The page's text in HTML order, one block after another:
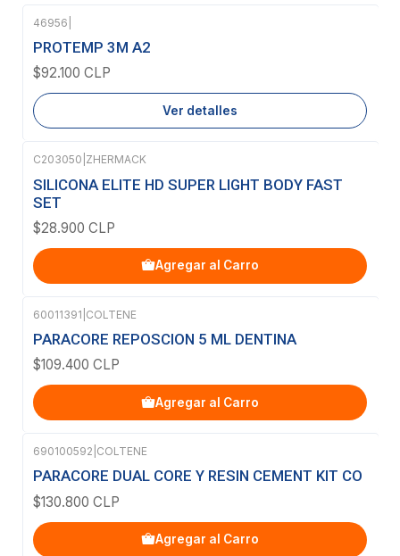
Agotado
46956
PROTEMP 3M A2
$92.100 CLP
Ver detalles
C203050 ZHERMACK
SILICONA ELITE HD SUPER LIGHT BODY FAST
SET
$28.900 CLP
Agregar al Carro
60011391 COLTENE
PARACORE REPOSCION 5 ML DENTINA
$109.400 CLP
Agregar al Carro
690100592 COLTENE
PARACORE DUAL CORE Y RESIN CEMENT KIT CO
$130.800 CLP
Agregar al Carro